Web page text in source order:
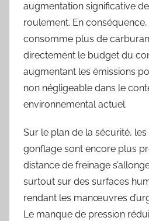
augmentation significative
roulement. En
consomme plus de
directement le budget du
augmentant les émissions
non négligeable dans le
environnemental actuel.
Sur le plan de la sécurité,
gonflage sont encore plus
distance de freinage
surtout sur des surfaces
rendant les manœuvres
Le manque de pression